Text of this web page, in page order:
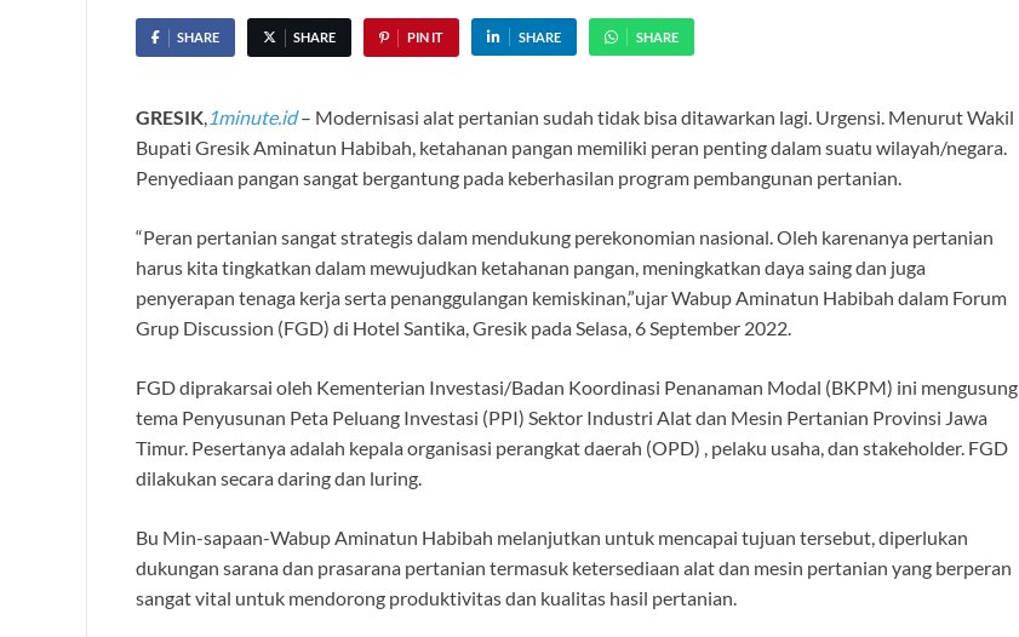
SHARE SHARE PIN IT SHARE SHARE
GRESIK, 1minute.id– Modernisasi alat pertanian sudah tidak bisa ditawarkan lagi. Urgensi. Menurut Wakil
Bupati Gresik Aminatun Habibah, ketahanan pangan memiliki peran penting dalam suatu wilayah/negara.
Penyediaan pangan sangat bergantung pada keberhasilan program pembangunan pertanian.
“Peran pertanian sangat strategis dalam mendukung perekonomian nasional. Oleh karenanya pertanian
harus kita tingkatkan dalam mewujudkan ketahanan pangan, meningkatkan daya saing dan juga
penyerapan tenaga kerja serta penanggulangan kemiskinan,”ujar Wabup Aminatun Habibah dalam Forum
Grup Discussion (FGD) di Hotel Santika, Gresik pada Selasa, 6 September 2022.
FGD diprakarsai oleh Kementerian Investasi/Badan Koordinasi Penanaman Modal (BKPM) ini mengusung
tema Penyusunan Peta Peluang Investasi (PPI) Sektor Industri Alat dan Mesin Pertanian Provinsi Jawa
Timur. Pesertanya adalah kepala organisasi perangkat daerah (OPD) , pelaku usaha, dan stakeholder. FGD
dilakukan secara daring dan luring.
Bu Min-sapaan-Wabup Aminatun Habibah melanjutkan untuk mencapai tujuan tersebut, diperlukan
dukungan sarana dan prasarana pertanian termasuk ketersediaan alat dan mesin pertanian yang berperan
sangat vital untuk mendorong produktivitas dan kualitas hasil pertanian.